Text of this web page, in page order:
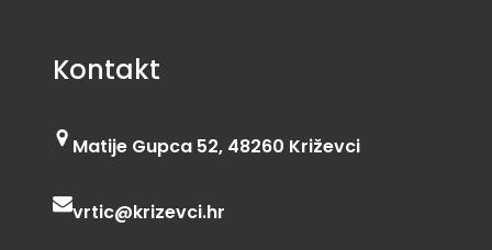
Kontakt
Matije Gupca 52, 48260 Križevci
vrtic@krizevci.hr